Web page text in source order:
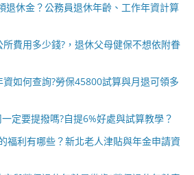
退休金？公務員退休年齡、工作年資計算
費用多少錢?，退休父母健保不想依附眷
如何查詢?勞保45800試算與月退可領多
定要提撥嗎?自提6%好處與試算教學？
福利有哪些？新北老人津貼與年金申請資